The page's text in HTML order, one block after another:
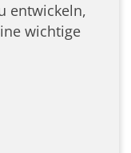
entwickeln,
wichtige